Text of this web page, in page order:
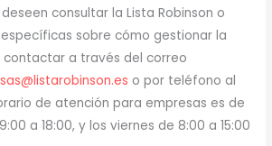
consultar la Lista Robinson o
sobre cómo gestionar la
contactar a través del correo
o por teléfono al
de atención para empresas es de
a 18:00, y los viernes de 8:00 a 15:00